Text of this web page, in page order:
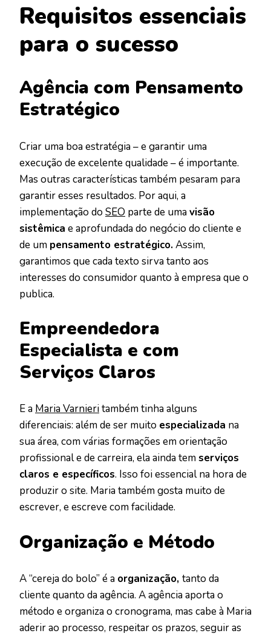
Requisitos essenciais
para o sucesso
Agência com Pensamento
Estratégico
Criar uma boa estratégia – e garantir uma
execução de excelente qualidade – é importante.
Mas outras características também pesaram para
garantir esses resultados. Por aqui, a
implementação do SEO parte de umavisão
sistêmica e aprofundada do negócio do cliente e
de um pensamento estratégico.Assim,
garantimos que cada texto sirva tanto aos
interesses do consumidor quanto à empresa que o
publica.
Empreendedora
Especialista e com
Serviços Claros
E a Maria Varnieritambém tinha alguns
diferenciais: além de ser muito especializada na
sua área, com várias formações em orientação
profissional e de carreira, ela ainda temserviços
claros e específicos. Isso foi essencial na hora de
produzir o site. Maria também gosta muito de
escrever, e escreve com facilidade.
Organização e Método
A “cereja do bolo” é a organização, tanto da
cliente quanto da agência. A agência aporta o
método e organiza o cronograma, mas cabe à Maria
aderir ao processo, respeitar os prazos, seguir as